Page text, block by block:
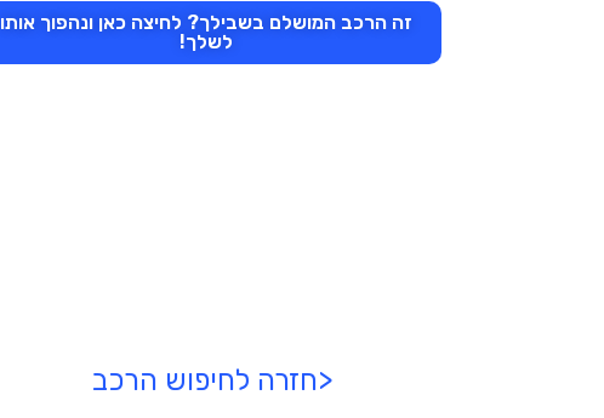
זה הרכב המושלם בשבילך? לחיצה כאן ונהפוך אותו
לשלך!
<חזרה לחיפוש הרכב